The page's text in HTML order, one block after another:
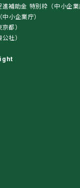
補助金 特別枠（中小企業
小企業庁）
都）
社）